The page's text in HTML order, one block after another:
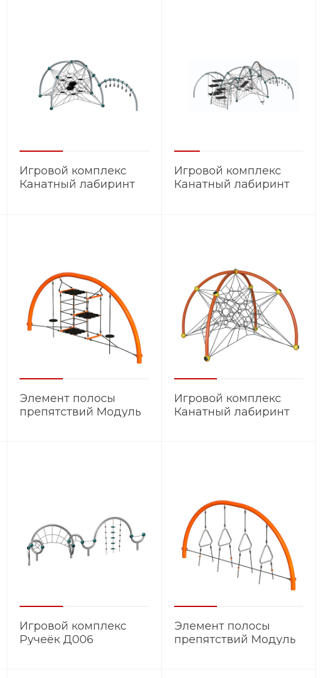
Игровой комплекс
Канатный лабиринт
Игровой комплекс
Канатный лабиринт
Элемент полосы
препятствий Модуль
Игровой комплекс
Канатный лабиринт
Игровой комплекс
Ручеёк Д006
Элемент полосы
препятствий Модуль